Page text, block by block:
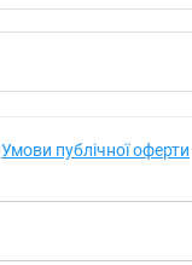
Умови публічної оферти